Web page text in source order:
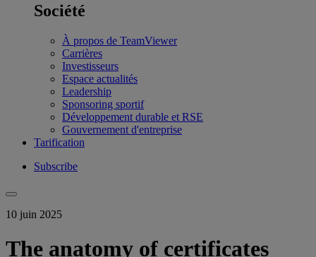
Société
À propos de TeamViewer
Carrières
Investisseurs
Espace actualités
Leadership
Sponsoring sportif
Développement durable et RSE
Gouvernement d'entreprise
Tarification
Subscribe
10 juin 2025
The anatomy of certificates